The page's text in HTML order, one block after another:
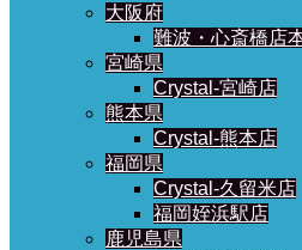
大阪府
難波・心斎橋店
宮崎県
Crystal-宮崎店
熊本県
Crystal-熊本店
福岡県
Crystal-久留米店
福岡姪浜駅店
鹿児島県